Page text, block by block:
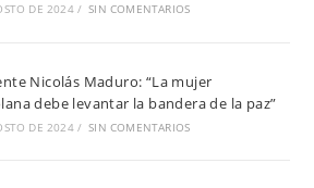
DE 2024 / SIN COMENTARIOS
Nicolás Maduro: “La mujer
debe levantar la bandera de la paz”
DE 2024 / SIN COMENTARIOS